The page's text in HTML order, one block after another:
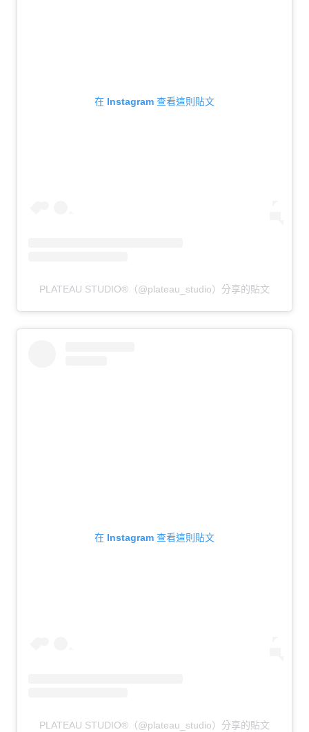
在 Instagram 查看這則貼文
PLATEAU STUDIO®（@plateau_studio）分享的貼文
在 Instagram 查看這則貼文
PLATEAU STUDIO®（@plateau_studio）分享的貼文